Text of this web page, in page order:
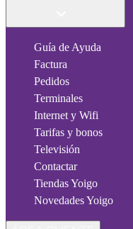
Guía de Ayuda
Factura
Pedidos
Terminales
Internet y Wifi
Tarifas y bonos
Televisión
Contactar
Tiendas Yoigo
Novedades Yoigo